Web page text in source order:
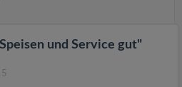
und Service gut"